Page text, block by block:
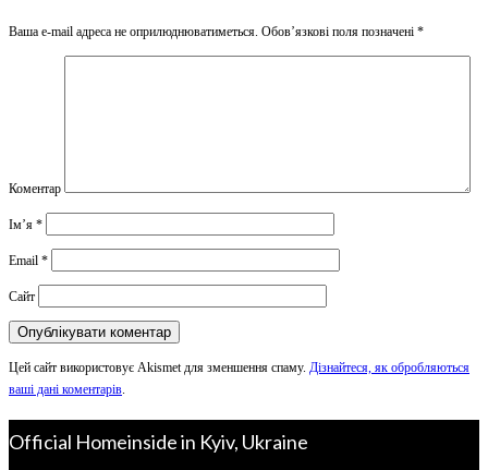
Ваша e-mail адреса не оприлюднюватиметься. Обов’язкові поля позначені *
Коментар
Ім’я *
Email *
Сайт
Цей сайт використовує Akismet для зменшення спаму. Дізнайтеся, як обробляються
ваші дані коментарів.
Official Homeinside in Kyiv, Ukraine